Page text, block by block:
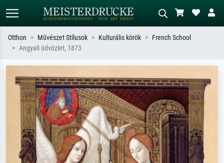
szerint – pl. Monet, Csillagos éj,
impresszionizmus, Hokusai-hullám,
akt.
piros absztrakt, sötét olajkép, álló akt
egy fa mellett.
Otthon Művészet Stílusok Kulturális körök
French School
Angyali üdvözlet, 1873